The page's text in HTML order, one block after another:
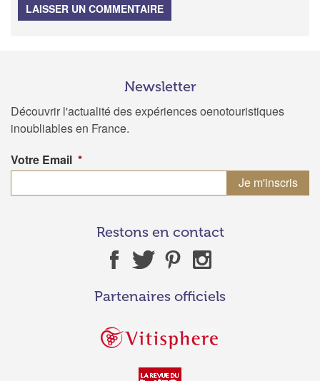
LAISSER UN COMMENTAIRE
Newsletter
Découvrir l'actualité des expériences oenotouristiques
inoubliables en France.
Votre Email *
Restons en contact
Partenaires officiels